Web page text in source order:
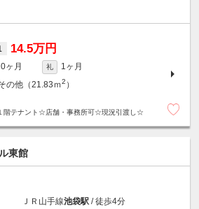
14.5万円
0ヶ月 礼
1ヶ月
の他（21.83ｍ2 ）
階テナント☆店舗・事務所可☆現況引渡し☆
東館
ＪＲ山手線池袋駅 / 徒歩4分